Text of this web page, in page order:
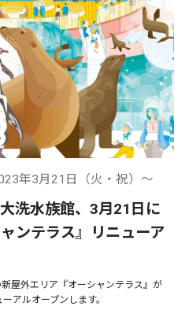
年3月21日（火・祝）〜
洗水族館、3月21日に
ンテラス』リニューア
屋外エリア『オーシャンテラス』が
アルオープンします。